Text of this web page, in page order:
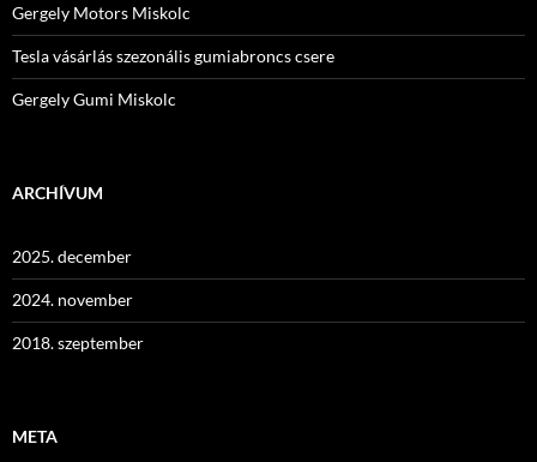
Gergely Motors Miskolc
Tesla vásárlás szezonális gumiabroncs csere
Gergely Gumi Miskolc
ARCHÍVUM
2025. december
2024. november
2018. szeptember
META